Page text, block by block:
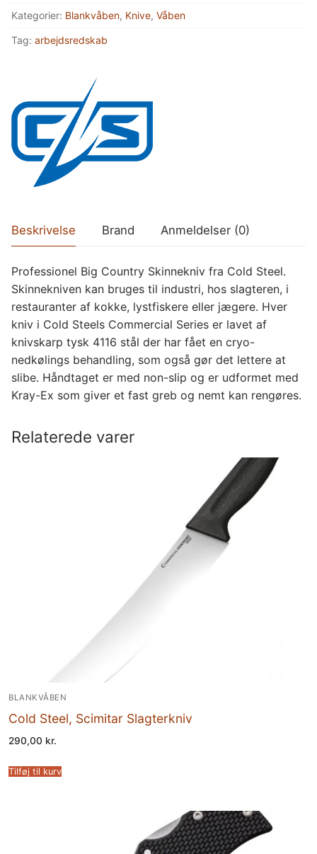
Skinnekniv
Kategorier: Blankvåben, Knive, Våben
Tag: arbejdsredskab
Beskrivelse Brand Anmeldelser (0)
Professionel Big Country Skinnekniv fra Cold Steel.
Skinnekniven kan bruges til industri, hos slagteren, i
restauranter af kokke, lystfiskere eller jægere. Hver
kniv i Cold Steels Commercial Series er lavet af
knivskarp tysk 4116 stål der har fået en cryo-
nedkølings behandling, som også gør det lettere at
slibe. Håndtaget er med non-slip og er udformet med
Kray-Ex som giver et fast greb og nemt kan rengøres.
Relaterede varer
BLANKVÅBEN
Cold Steel, Scimitar Slagterkniv
290,00 kr.
Tilføj til kurv